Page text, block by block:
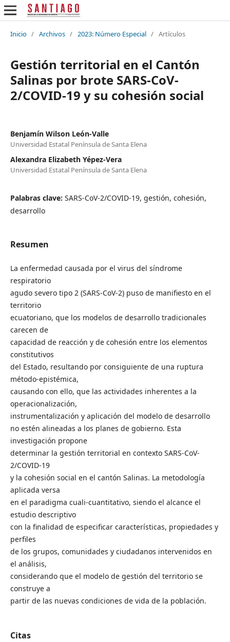
Inicio / Archivos / 2023: Número Especial / Artículos
Gestión territorial en el Cantón
Salinas por brote SARS-CoV-
2/COVID-19 y su cohesión social
Benjamín Wilson León-Valle
Universidad Estatal Península de Santa Elena
Alexandra Elizabeth Yépez-Vera
Universidad Estatal Península de Santa Elena
Palabras clave: SARS-CoV-2/COVID-19, gestión, cohesión,
desarrollo
Resumen
La enfermedad causada por el virus del síndrome
respiratorio
agudo severo tipo 2 (SARS-CoV-2) puso de manifiesto en el
territorio
ecuatoriano, que los modelos de desarrollo tradicionales
carecen de
capacidad de reacción y de cohesión entre los elementos
constitutivos
del Estado, resultando por consiguiente de una ruptura
método-epistémica,
causando con ello, que las actividades inherentes a la
operacionalización,
instrumentalización y aplicación del modelo de desarrollo
no estén alineadas a los planes de gobierno. Esta
investigación propone
determinar la gestión territorial en contexto SARS-CoV-
2/COVID-19
y la cohesión social en el cantón Salinas. La metodología
aplicada versa
en el paradigma cuali-cuantitativo, siendo el alcance el
estudio descriptivo
con la finalidad de especificar características, propiedades y
perfiles
de los grupos, comunidades y ciudadanos intervenidos en
el análisis,
considerando que el modelo de gestión del territorio se
construye a
partir de las nuevas condiciones de vida de la población.
Citas